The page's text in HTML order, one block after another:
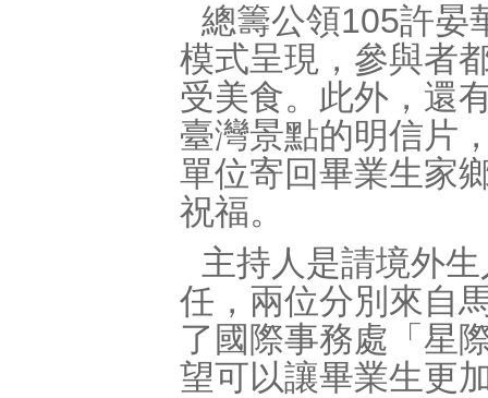
總籌公領105許晏
模式呈現，參與者
受美食。此外，還
臺灣景點的明信片
單位寄回畢業生家
祝福。
主持人是請境外
任，兩位分別來自
了國際事務處「星
望可以讓畢業生更